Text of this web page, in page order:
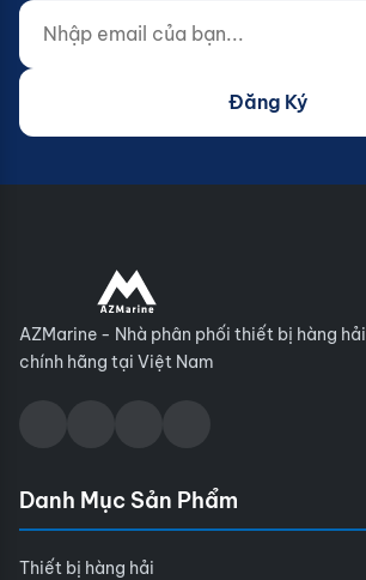
Nhập email của bạn...
Website (do not fill)
Đăng Ký
AZMarine - Nhà phân phối thiết bị hàng hải
chính hãng tại Việt Nam
Danh Mục Sản Phẩm
Thiết bị hàng hải